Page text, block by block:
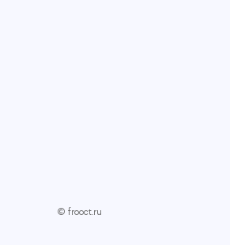
© frooct.ru